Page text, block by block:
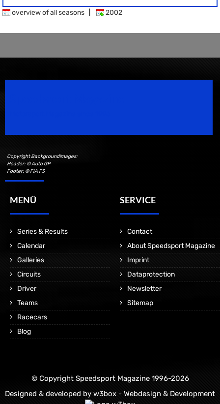
overview of all seasons 2002
Copyright Backgroundimages:
Header: © Auto GP
Footer: © FIA F3
MENÜ
Series & Results
Calendar
Galleries
Circuits
Driver
Teams
Racecars
Blog
SERVICE
Contact
About Speedsport Magazine
Imprint
Dataprotection
Newsletter
Sitemap
© Copyright Speedsport Magazine 1996-2026
Designed & developed by w3box - Webdesign & Development